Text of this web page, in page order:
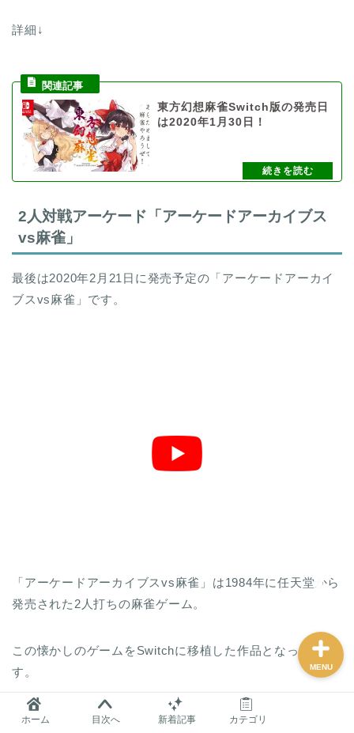
詳細↓
東方幻想麻雀Switch版の発売日
は2020年1月30日！
2人対戦アーケード「アーケードアーカイブス
vs麻雀」
最後は2020年2月21日に発売予定の「アーケードアーカイ
ブスvs麻雀」です。
「アーケードアーカイブスvs麻雀」は1984年に任天堂から
発売された2人打ちの麻雀ゲーム。
この懐かしのゲームをSwitchに移植した作品となっていま
す。
内容としては、CPU向けの1人プレイと、友人との2人プレ
ホーム 目次へ 新着記事 カテゴリ
MENU
おすすめ